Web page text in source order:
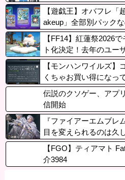
【遊戯王】オバフレ「
akeup」全部別パック
【FF14】紅蓮祭2026
ト化決定！去年のユー
【モンハンワイルズ】
くちゃお買い得になっ
伝説のクソゲー、アプ
信開始
『ファイアーエムブレ
目を変えられるのは久
【FGO】ティアマト
介3984